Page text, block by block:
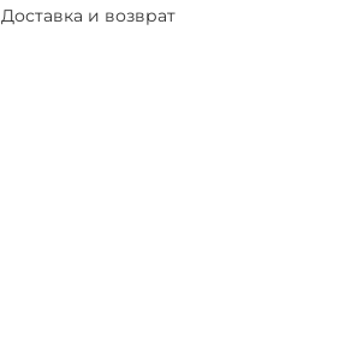
Доставка и возврат